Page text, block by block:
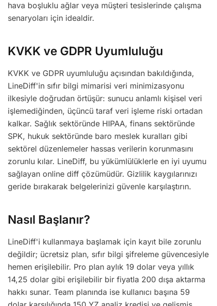
hava boşluklu ağlar veya müşteri tesislerinde çalışma
senaryoları için idealdir.
KVKK ve GDPR Uyumluluğu
KVKK ve GDPR uyumluluğu açısından bakıldığında,
LineDiff'in sıfır bilgi mimarisi veri minimizasyonu
ilkesiyle doğrudan örtüşür: sunucu anlamlı kişisel veri
işlemediğinden, üçüncü taraf veri işleme riski ortadan
kalkar. Sağlık sektöründe HIPAA, finans sektöründe
SPK, hukuk sektöründe baro meslek kuralları gibi
sektörel düzenlemeler hassas verilerin korunmasını
zorunlu kılar. LineDiff, bu yükümlülüklerle en iyi uyumu
sağlayan online diff çözümüdür. Gizlilik kaygılarınızı
geride bırakarak belgelerinizi güvenle karşılaştırın.
Nasıl Başlanır?
LineDiff'i kullanmaya başlamak için kayıt bile zorunlu
değildir; ücretsiz plan, sıfır bilgi şifreleme güvencesiyle
hemen erişilebilir. Pro plan aylık 19 dolar veya yıllık
14,25 dolar gibi erişilebilir bir fiyatla 200 dışa aktarma
hakkı sunar. Team planında ise kullanıcı başına 59